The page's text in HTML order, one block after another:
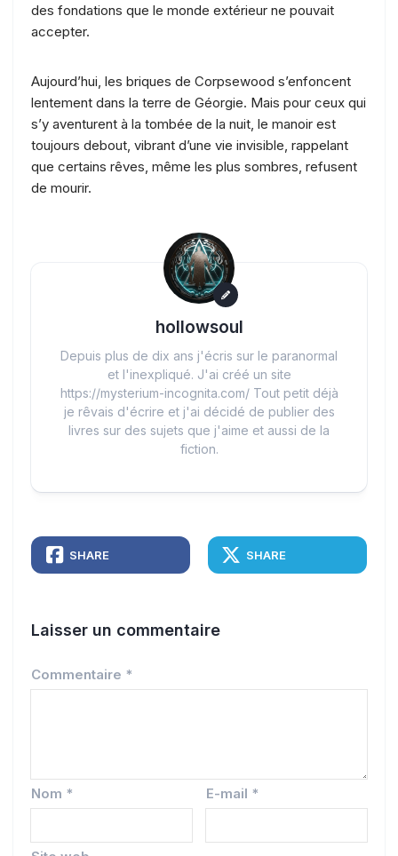
des fondations que le monde extérieur ne pouvait
accepter.
Aujourd’hui, les briques de Corpsewood s’enfoncent
lentement dans la terre de Géorgie. Mais pour ceux qui
s’y aventurent à la tombée de la nuit, le manoir est
toujours debout, vibrant d’une vie invisible, rappelant
que certains rêves, même les plus sombres, refusent
de mourir.
hollowsoul
Depuis plus de dix ans j'écris sur le paranormal
et l'inexpliqué. J'ai créé un site
https://mysterium-incognita.com/ Tout petit déjà
je rêvais d'écrire et j'ai décidé de publier des
livres sur des sujets que j'aime et aussi de la
fiction.
SHARE SHARE
Laisser un commentaire
Commentaire *
Nom * E-mail *